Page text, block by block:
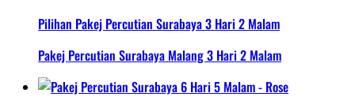
Pilihan Pakej Percutian Surabaya 3 Hari 2 Malam
Pakej Percutian Surabaya Malang 3 Hari 2 Malam